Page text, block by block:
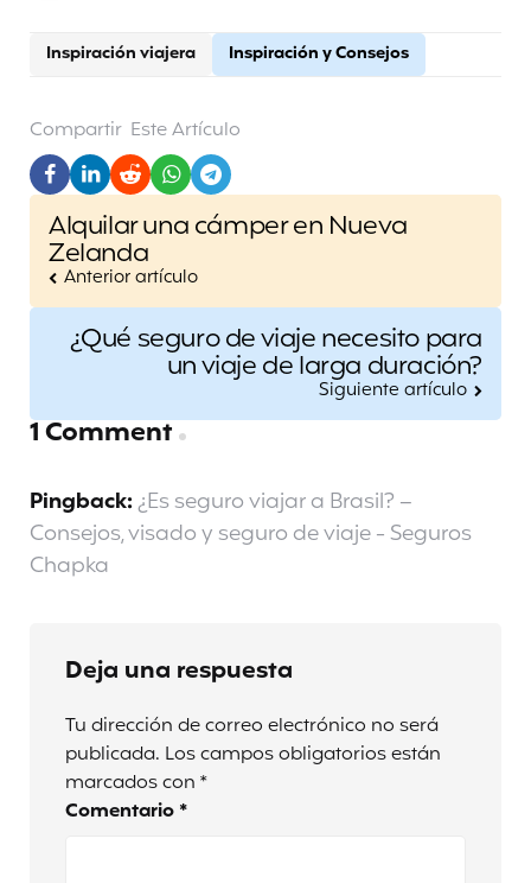
Inspiración viajera Inspiración y Consejos
Compartir Este Artículo
Post
navigation
Alquilar una cámper en Nueva
Zelanda
Anterior artículo
¿Qué seguro de viaje necesito para
un viaje de larga duración?
Siguiente artículo
1 Comment
Pingback:¿Es seguro viajar a Brasil? –
Consejos, visado y seguro de viaje - Seguros
Chapka
Deja una respuesta
Tu dirección de correo electrónico no será
publicada. Los campos obligatorios están
marcados con *
Comentario *